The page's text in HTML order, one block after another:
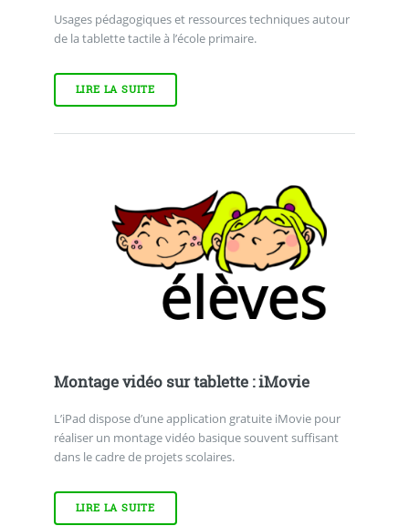
Usages pédagogiques et ressources techniques autour
de la tablette tactile à l’école primaire.
LIRE LA SUITE
Montage vidéo sur tablette : iMovie
L’iPad dispose d’une application gratuite iMovie pour
réaliser un montage vidéo basique souvent suffisant
dans le cadre de projets scolaires.
LIRE LA SUITE